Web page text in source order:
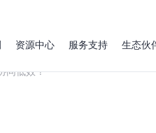
资源中心 服务支持 生态伙
同低效？